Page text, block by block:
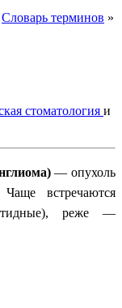
Словарь терминов »
стоматология и
— опухоль
Чаще встречаются
реже —